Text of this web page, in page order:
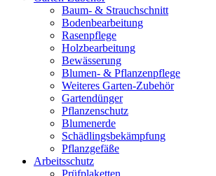
Baum- & Strauchschnitt
Bodenbearbeitung
Rasenpflege
Holzbearbeitung
Bewässerung
Blumen- & Pflanzenpflege
Weiteres Garten-Zubehör
Gartendünger
Pflanzenschutz
Blumenerde
Schädlingsbekämpfung
Pflanzgefäße
Arbeitsschutz
Prüfplaketten